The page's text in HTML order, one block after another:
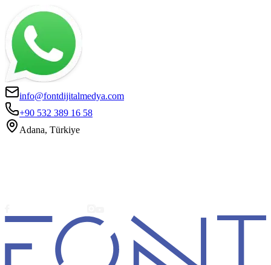
info@fontdijitalmedya.com
+90 532 389 16 58
Adana, Türkiye